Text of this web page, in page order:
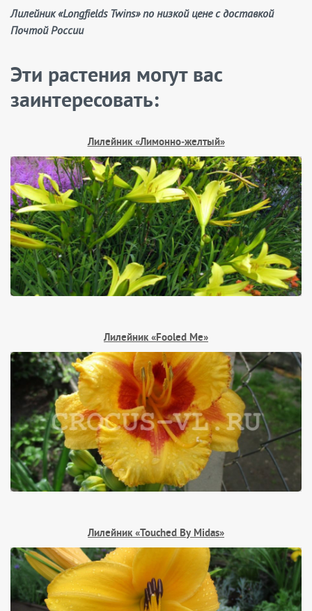
Лилейник «Longfields Twins» по низкой цене с доставкой
Почтой России
Эти растения могут вас
заинтересовать:
Лилейник «Лимонно‑желтый»
Лилейник «Fooled Me»
Лилейник «Touched By Midas»